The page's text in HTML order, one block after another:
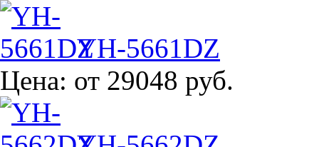
YH-5661DZ
Цена: от 29048 руб.